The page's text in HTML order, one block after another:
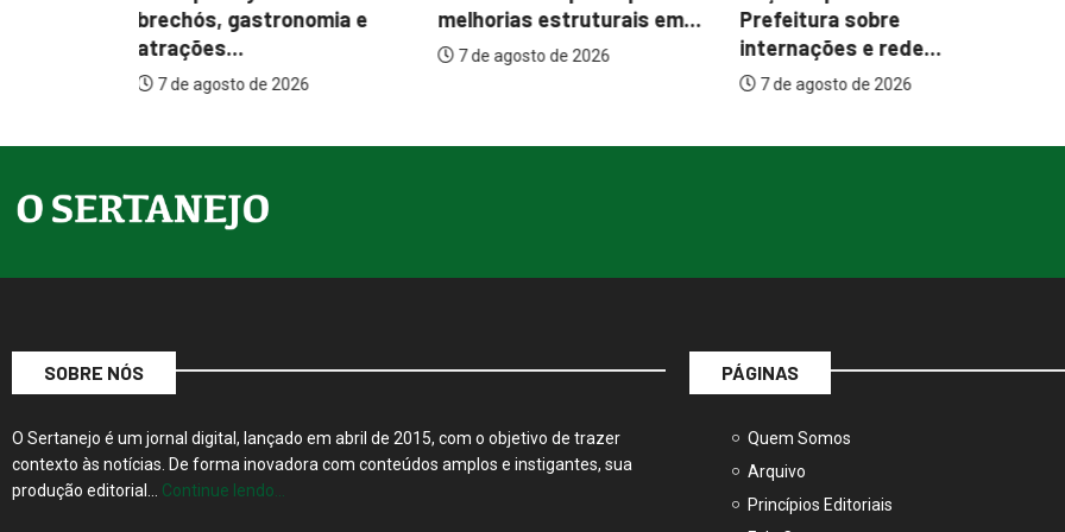
melhorias estruturais em...
7 de agosto de 2026
Prefeitura sobre
internações e rede...
brechós, gastronomia e
atrações...
7 de agosto de 2026
SOBRE NÓS
O Sertanejo é um jornal digital, lançado em abril de 2015, com o objetivo de trazer
contexto às notícias. De forma inovadora com conteúdos amplos e instigantes, sua
produção editorial… Continue lendo…
PÁGINAS
Quem Somos
Arquivo
Princípios Editoriais